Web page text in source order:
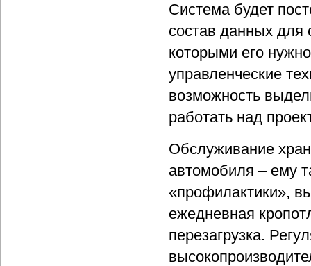
Система будет
состав данных для
которыми его
управленческие
возможность
работать над
Обслуживание
автомобиля – ему
«профилактики»,
ежедневная
перезагрузка.